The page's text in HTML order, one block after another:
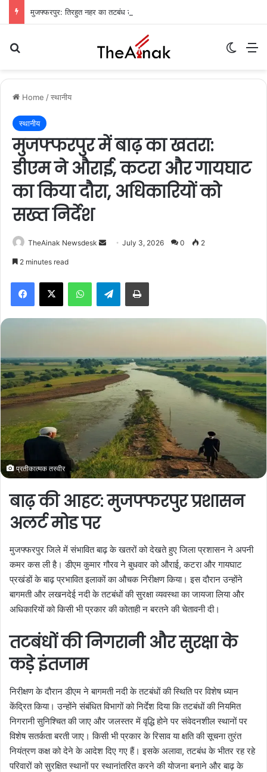
Home /स्थानीय
स्थानीय
मुजफ्फरपुर में बाढ़ का खतरा:
डीएम ने औराई, कटरा और गायघाट
का किया दौरा, अधिकारियों को
सख्त निर्देश
TheAinak Newsdesk
a
a
i
l
July 3, 2026 0 2
2 minutes read
Telegram
प्रतीकात्मक तस्वीर
बाढ़ की आहट: मुजफ्फरपुर प्रशासन
अलर्ट मोड पर
मुजफ्फरपुर जिले में संभावित बाढ़ के खतरों को देखते हुए जिला प्रशासन ने अपनी
कमर कस ली है। डीएम कुमार गौरव ने बुधवार को औराई, कटरा और गायघाट
प्रखंडों के बाढ़ प्रभावित इलाकों का औचक निरीक्षण किया। इस दौरान उन्होंने
बागमती और लखनदेई नदी के तटबंधों की सुरक्षा व्यवस्था का जायजा लिया और
अधिकारियों को किसी भी प्रकार की कोताही न बरतने की चेतावनी दी।
तटबंधों की निगरानी और सुरक्षा के
कड़े इंतजाम
निरीक्षण के दौरान डीएम ने बागमती नदी के तटबंधों की स्थिति पर विशेष ध्यान
केंद्रित किया। उन्होंने संबंधित विभागों को निर्देश दिया कि तटबंधों की नियमित
निगरानी सुनिश्चित की जाए और जलस्तर में वृद्धि होने पर संवेदनशील स्थानों पर
विशेष सतर्कता बरती जाए। किसी भी प्रकार के रिसाव या क्षति की सूचना तुरंत
नियंत्रण कक्ष को देने के आदेश दिए गए हैं। इसके अलावा, तटबंध के भीतर रह रहे
परिवारों को सुरक्षित स्थानों पर स्थानांतरित करने की योजना बनाने और बाढ़ के